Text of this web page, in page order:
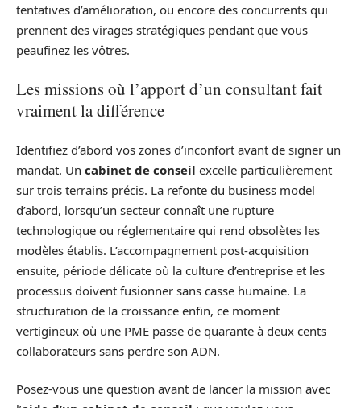
tentatives d’amélioration, ou encore des concurrents qui
prennent des virages stratégiques pendant que vous
peaufinez les vôtres.
Les missions où l’apport d’un consultant fait
vraiment la différence
Identifiez d’abord vos zones d’inconfort avant de signer un
mandat. Un cabinet de conseil excelle particulièrement
sur trois terrains précis. La refonte du business model
d’abord, lorsqu’un secteur connaît une rupture
technologique ou réglementaire qui rend obsolètes les
modèles établis. L’accompagnement post-acquisition
ensuite, période délicate où la culture d’entreprise et les
processus doivent fusionner sans casse humaine. La
structuration de la croissance enfin, ce moment
vertigineux où une PME passe de quarante à deux cents
collaborateurs sans perdre son ADN.
Posez-vous une question avant de lancer la mission avec